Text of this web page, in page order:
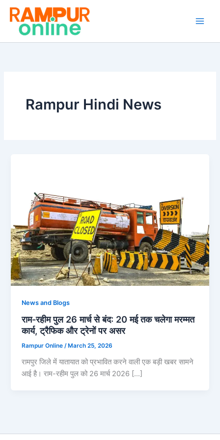
Skip
content
Rampur Hindi News
News and Blogs
राम-रहीम पुल 26 मार्च से बंद: 20 मई तक चलेगा मरम्मत
कार्य, ट्रैफिक और ट्रेनों पर असर
Rampur Online/ March 25, 2026
रामपुर जिले में यातायात को प्रभावित करने वाली एक बड़ी खबर सामने
आई है। राम-रहीम पुल को 26 मार्च 2026 […]